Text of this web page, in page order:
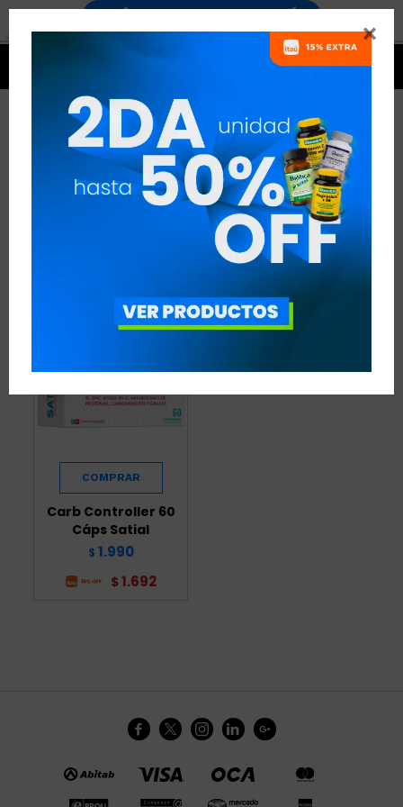

BLOQUEADORES DE
CARBOHIDRATOS
BLOQUEADORES DE CARBOHIDRATOS
RECOMENDADOS
Carb Controller 60
Cáps Satial
$ 1.990
$ 1.692
    